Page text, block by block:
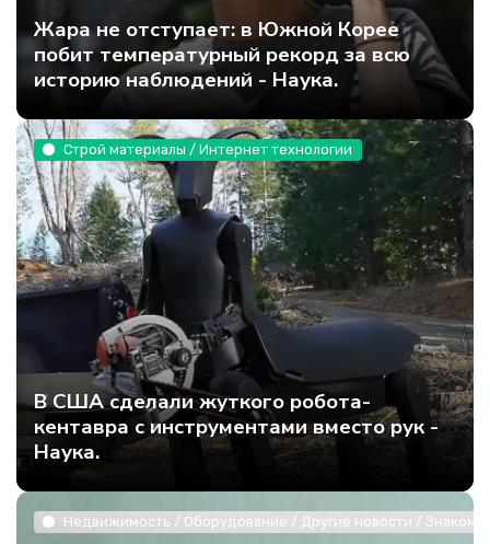
Жара не отступает: в Южной Корее
побит температурный рекорд за всю
историю наблюдений - Наука.
Строй материалы / Интернет технологии
В США сделали жуткого робота-
кентавра с инструментами вместо рук -
Наука.
Недвижимость / Оборудование / Другие новости /